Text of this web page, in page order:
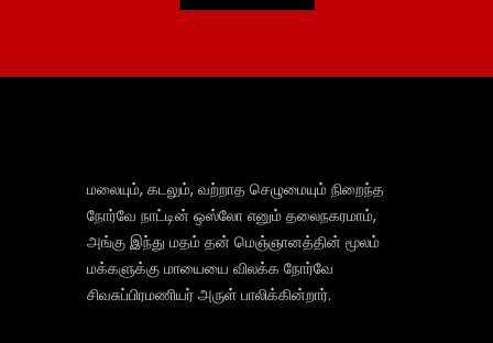
மலையும், கடலும், வற்றாத செழுமையும் நிறைந்த
நோர்வே நாட்டின் ஒஸ்லோ எனும் தலைநகரமாம்,
அங்கு இந்து மதம் தன் மெஞ்ஞானத்தின் மூலம்
மக்களுக்கு மாயையை விலக்க நோர்வே
சிவசுப்பிரமணியர் அருள் பாலிக்கின்றார்.